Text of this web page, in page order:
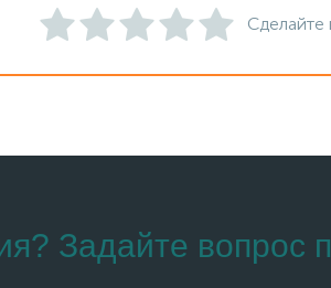
Сделайте
Задайте вопрос